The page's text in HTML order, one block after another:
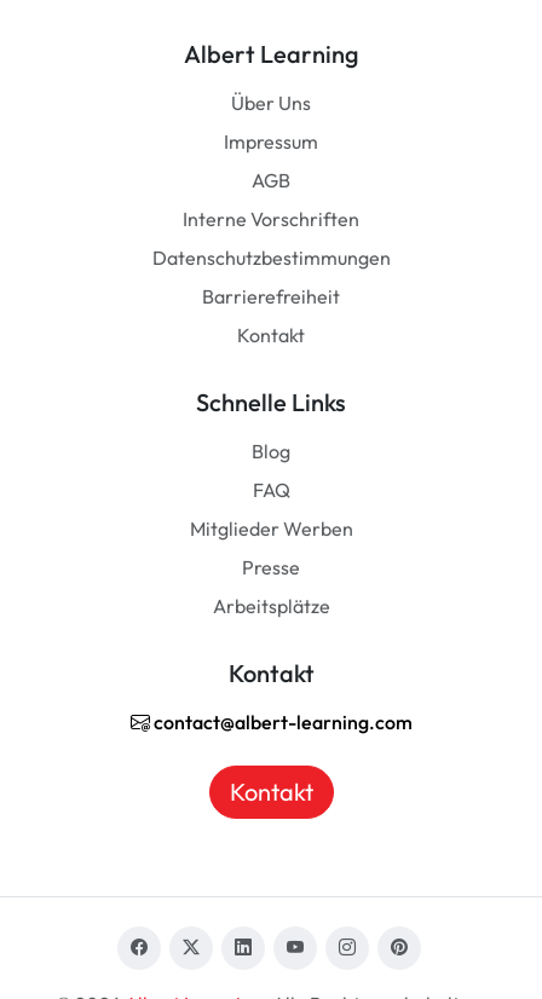
Albert Learning
Über Uns
Impressum
AGB
Interne Vorschriften
Datenschutzbestimmungen
Barrierefreiheit
Kontakt
Schnelle Links
Blog
FAQ
Mitglieder Werben
Presse
Arbeitsplätze
Kontakt
contact@albert-learning.com
Kontakt